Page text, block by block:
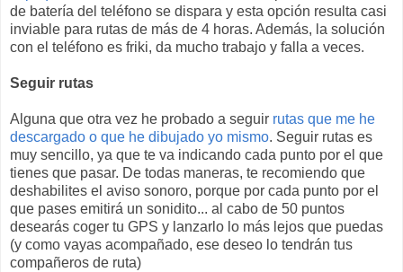
de batería del teléfono se dispara y esta opción resulta casi
inviable para rutas de más de 4 horas. Además, la solución
con el teléfono es friki, da mucho trabajo y falla a veces.
Seguir rutas
Alguna que otra vez he probado a seguir rutas que me he
descargado o que he dibujado yo mismo. Seguir rutas es
muy sencillo, ya que te va indicando cada punto por el que
tienes que pasar. De todas maneras, te recomiendo que
deshabilites el aviso sonoro, porque por cada punto por el
que pases emitirá un sonidito... al cabo de 50 puntos
desearás coger tu GPS y lanzarlo lo más lejos que puedas
(y como vayas acompañado, ese deseo lo tendrán tus
compañeros de ruta)